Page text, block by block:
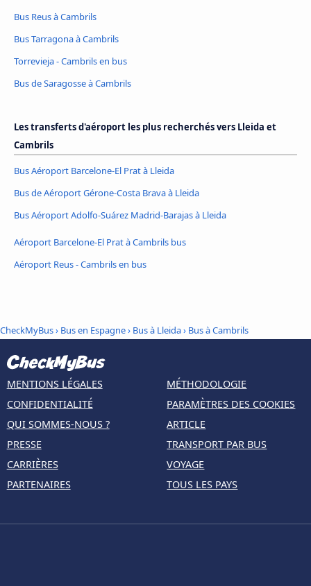
Bus Reus à Cambrils
Bus Tarragona à Cambrils
Torrevieja - Cambrils en bus
Bus de Saragosse à Cambrils
Les transferts d'aéroport les plus recherchés vers Lleida et
Cambrils
Bus Aéroport Barcelone-El Prat à Lleida
Bus de Aéroport Gérone-Costa Brava à Lleida
Bus Aéroport Adolfo-Suárez Madrid-Barajas à Lleida
Aéroport Barcelone-El Prat à Cambrils bus
Aéroport Reus - Cambrils en bus
CheckMyBus› Bus en Espagne› Bus à Lleida› Bus à Cambrils
MENTIONS LÉGALES
CONFIDENTIALITÉ
QUI SOMMES-NOUS ?
PRESSE
CARRIÈRES
PARTENAIRES
MÉTHODOLOGIE
PARAMÈTRES DES COOKIES
ARTICLE
TRANSPORT PAR BUS
VOYAGE
TOUS LES PAYS